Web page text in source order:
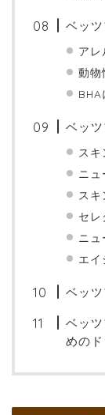
ベッ
アレ
動物
BHA
ベッ
ス
ニュ
ス
セレ
ニュ
エイ
ベッ
ベッ
めのド